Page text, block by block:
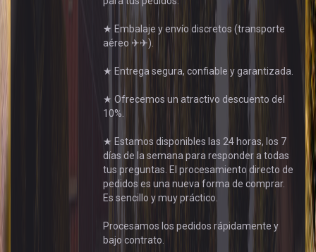
★ Embalaje y envío discretos (transporte
aéreo ✈✈).
★ Entrega segura, confiable y garantizada.
★ Ofrecemos un atractivo descuento del
10%.
★ Estamos disponibles las 24 horas, los 7
días de la semana para responder a todas
tus preguntas. El procesamiento directo de
pedidos es una nueva forma de comprar.
Es sencillo y muy práctico.
Procesamos los pedidos rápidamente y
bajo contrato.